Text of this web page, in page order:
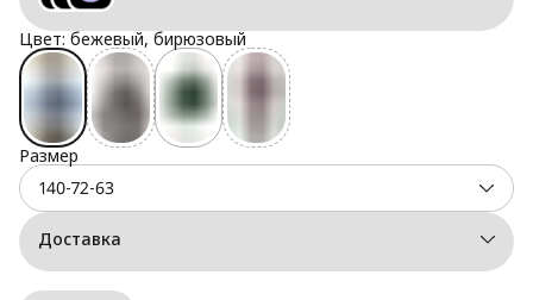
Цвет: бежевый, бирюзовый
Размер
140-72-63
Доставка